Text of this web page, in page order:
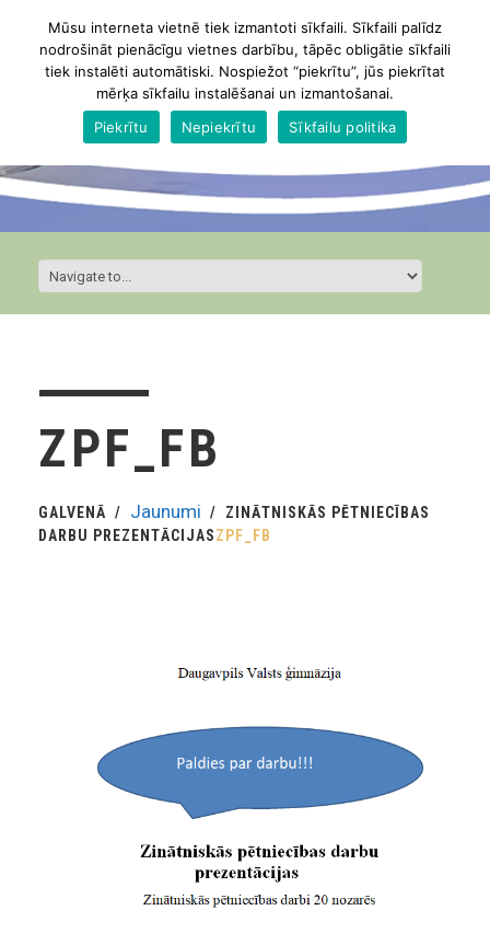
ZPF_FB
GALVENĀ Jaunumi
ZINĀTNISKĀS PĒTNIECĪBAS
DARBU PREZENTĀCIJASZPF_FB
Mūsu interneta vietnē tiek izmantoti sīkfaili. Sīkfaili palīdz
nodrošināt pienācīgu vietnes darbību, tāpēc obligātie sīkfaili
tiek instalēti automātiski. Nospiežot “piekrītu”, jūs piekrītat
mērķa sīkfailu instalēšanai un izmantošanai.
Piekrītu
Nepiekrītu Sīkfailu politika